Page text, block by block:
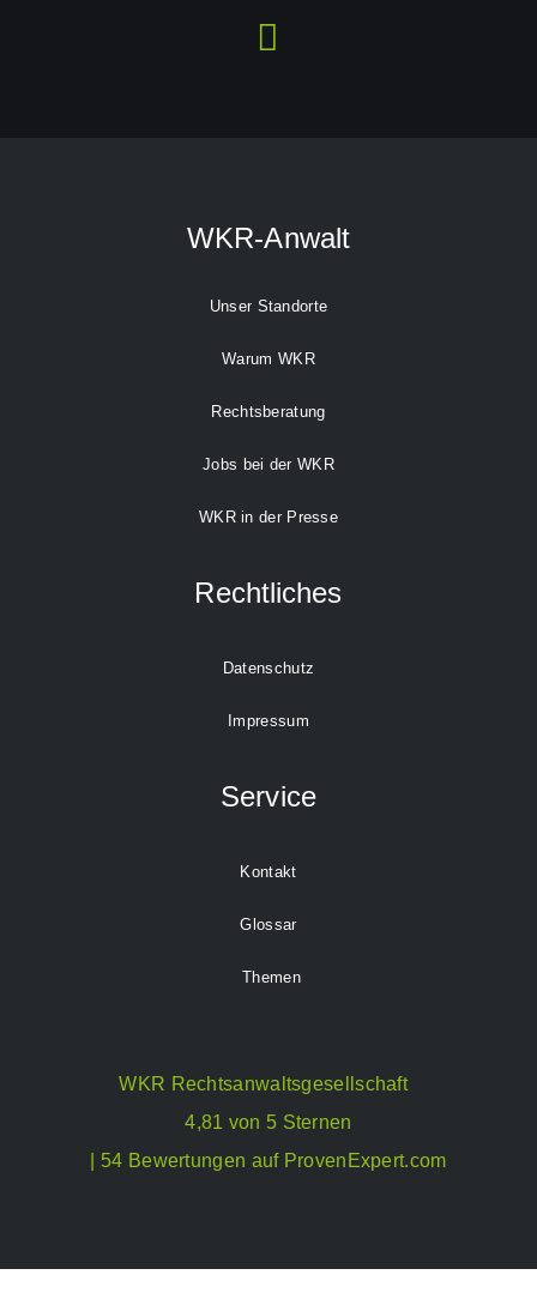
WKR-Anwalt
Unser Standorte
Warum WKR
Rechtsberatung
Jobs bei der WKR
WKR in der Presse
Rechtliches
Datenschutz
Impressum
Service
Kontakt
Glossar
Themen
WKR Rechtsanwaltsgesellschaft
4,81 von 5 Sternen
| 54 Bewertungen auf ProvenExpert.com